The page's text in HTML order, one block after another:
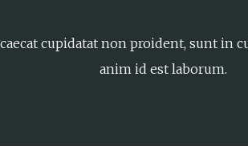
cupidatat non proident, sunt in
anim id est laborum.